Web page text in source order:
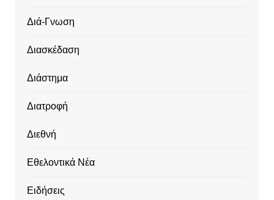
Διά-Γνωση
Διασκέδαση
Διάστημα
Διατροφή
Διεθνή
Εθελοντικά Νέα
Ειδήσεις